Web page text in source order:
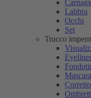
Labbra
Occhi
Set
Trucco